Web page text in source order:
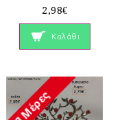
2,98€
Καλάθι